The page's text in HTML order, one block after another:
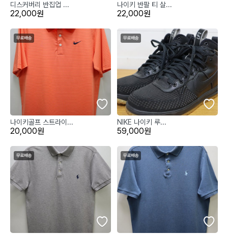
디스커버리 반집업 ...
22,000원
나이키 반팔 티 살...
22,000원
나이키골프 스트라이...
20,000원
NIKE 나이키 루...
59,000원